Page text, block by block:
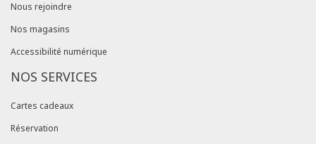
Nous rejoindre
Nos magasins
Accessibilité numérique
NOS SERVICES
Cartes cadeaux
Réservation